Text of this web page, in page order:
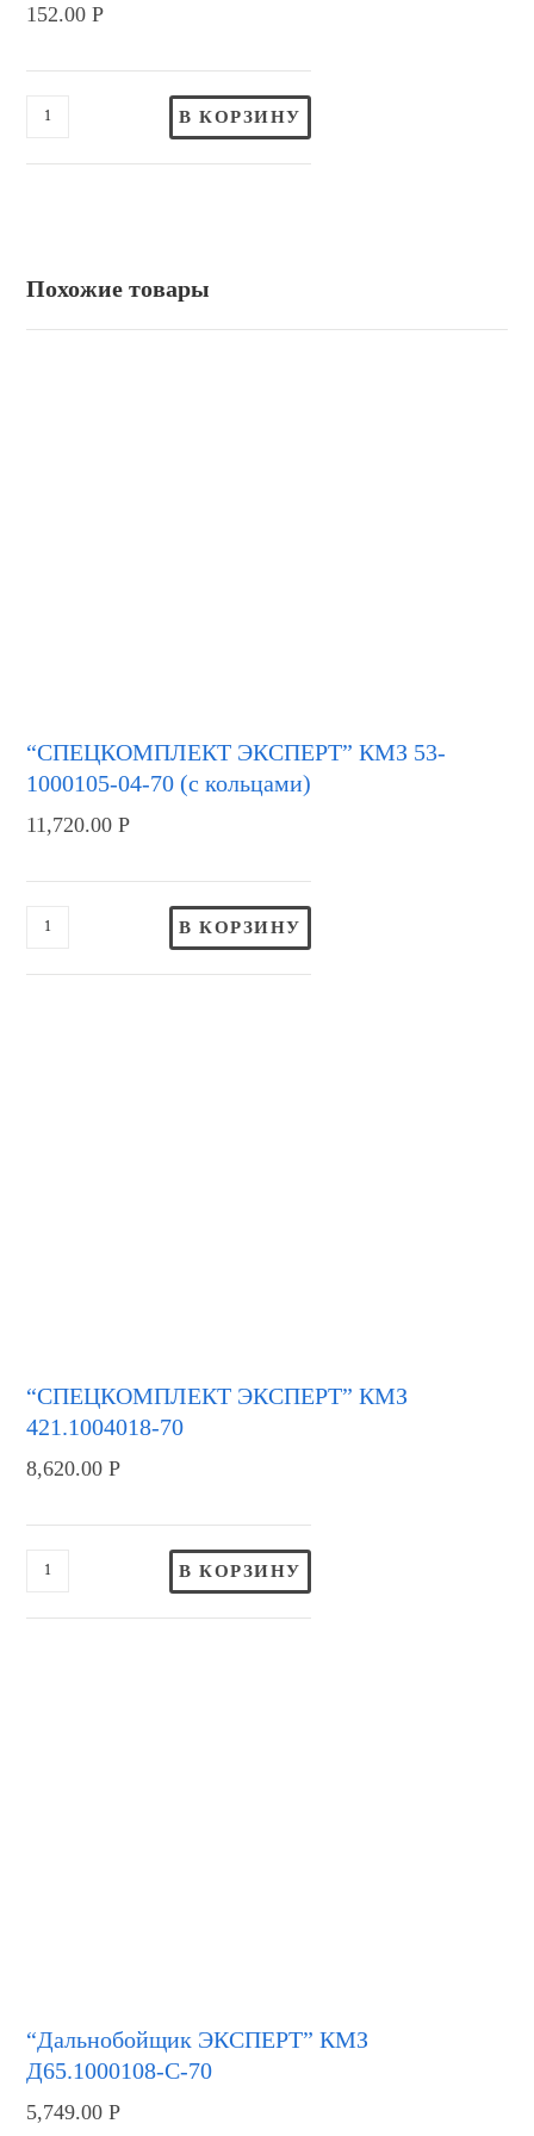
152.00Р
В КОРЗИНУ
Похожие товары
“СПЕЦКОМПЛЕКТ ЭКСПЕРТ” КМЗ 53-
1000105-04-70 (с кольцами)
11,720.00Р
В КОРЗИНУ
“СПЕЦКОМПЛЕКТ ЭКСПЕРТ” КМЗ
421.1004018-70
8,620.00Р
В КОРЗИНУ
“Дальнобойщик ЭКСПЕРТ” КМЗ
Д65.1000108-С-70
5,749.00Р